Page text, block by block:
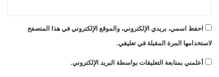
والمسؤولية الكاملة تقع على عاتق المصدر
الأصلي.
قد يتم استخدام الترجمة الآلية في بعض
احفظ اسمي، بريدي الإلكتروني، والموقع الإلكتروني في هذا المتصفح
لاستخدامها المرة المقبلة في تعليقي.
أعلمني بمتابعة التعليقات بواسطة البريد الإلكتروني.